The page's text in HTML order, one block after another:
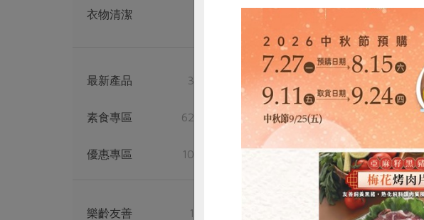
衣物清潔
最新產品 35
素食專區 629
優惠專區 102
樂齡友善 17